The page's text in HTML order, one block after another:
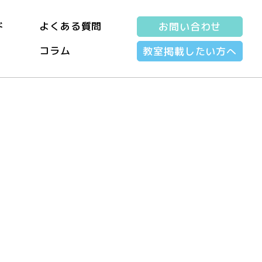
よくある質問
コラム
お問い合わせ
教室掲載したい方へ